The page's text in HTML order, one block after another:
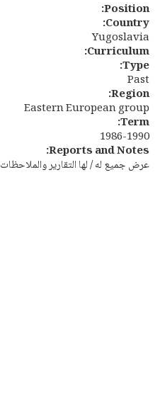
Position:
Country:
Yugoslavia
Curriculum:
Type:
Past
Region:
Eastern European group
Term:
1986-1990
Reports and Notes:
عرض جميع له / لها التقارير والملاحظات